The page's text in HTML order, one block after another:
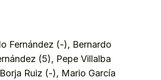
Fernández (-), Bernardo
(5), Pepe Villalba
Ruiz (-), Mario García